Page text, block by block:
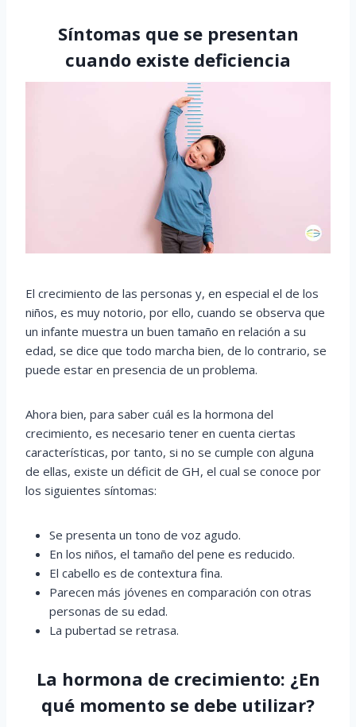
Síntomas que se presentan
cuando existe deficiencia
El crecimiento de las personas y, en especial el de los
niños, es muy notorio, por ello, cuando se observa que
un infante muestra un buen tamaño en relación a su
edad, se dice que todo marcha bien, de lo contrario, se
puede estar en presencia de un problema.
Ahora bien, para saber cuál es la hormona del
crecimiento, es necesario tener en cuenta ciertas
características, por tanto, si no se cumple con alguna
de ellas, existe un déficit de GH, el cual se conoce por
los siguientes síntomas:
Se presenta un tono de voz agudo.
En los niños, el tamaño del pene es reducido.
El cabello es de contextura fina.
Parecen más jóvenes en comparación con otras
personas de su edad.
La pubertad se retrasa.
La hormona de crecimiento: ¿En
qué momento se debe utilizar?